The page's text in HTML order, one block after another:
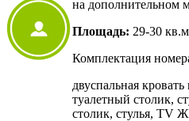
на дополнительном
Площадь: 29-30 кв.м
Комплектация
двуспальная
туалетный столик,
столик, стулья, TV